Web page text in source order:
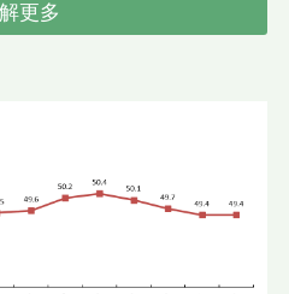
更多